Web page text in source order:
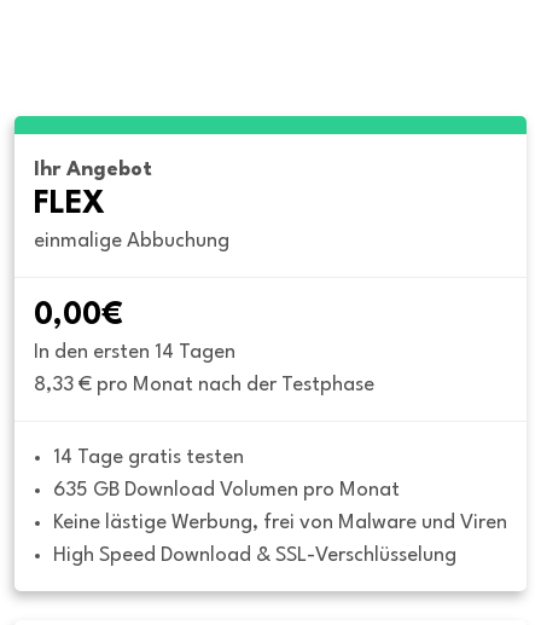
Ihr Angebot
FLEX
einmalige Abbuchung
0,00€
In den ersten 14 Tagen
8,33 € pro Monat nach der Testphase
14 Tage gratis testen
635 GB Download Volumen pro Monat
Keine lästige Werbung, frei von Malware und Viren
High Speed Download & SSL-Verschlüsselung